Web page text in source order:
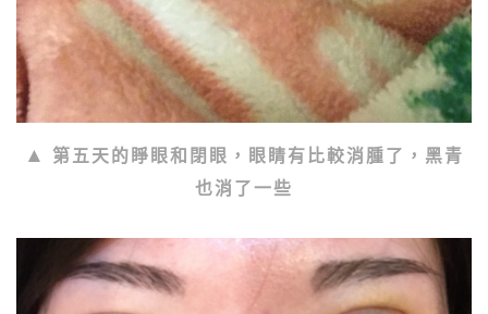
第五天的睜眼和閉眼，眼睛有比較消腫了，黑青
也消了一些